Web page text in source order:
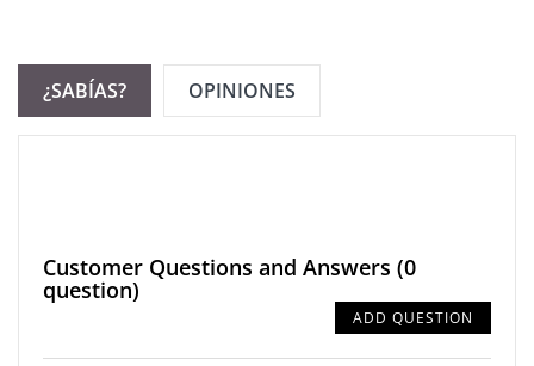
¿SABÍAS? OPINIONES
Customer Questions and Answers (0
question)
ADD QUESTION